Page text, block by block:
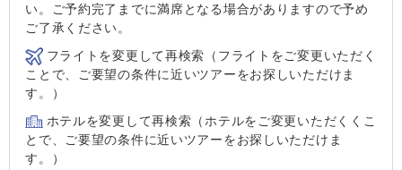
い。ご予約完了までに満席となる場合がありますので予め
ご了承ください。
フライトを変更して再検索（フライトをご変更いただく
ことで、ご要望の条件に近いツアーをお探しいただけま
す。）
ホテルを変更して再検索（ホテルをご変更いただくくこ
とで、ご要望の条件に近いツアーをお探しいただけま
す。）